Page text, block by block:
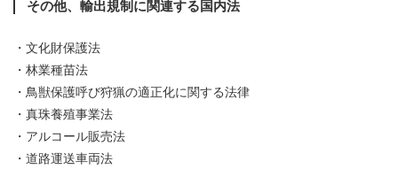
その他、輸出規制に関連する国内法
・文化財保護法
・林業種苗法
・鳥獣保護呼び狩猟の適正化に関する法律
・真珠養殖事業法
・アルコール販売法
・道路運送車両法